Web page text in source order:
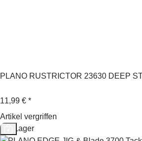
PLANO RUSTRICTOR 23630 DEEP
11,99 € *
Artikel vergriffen
Auf Lager